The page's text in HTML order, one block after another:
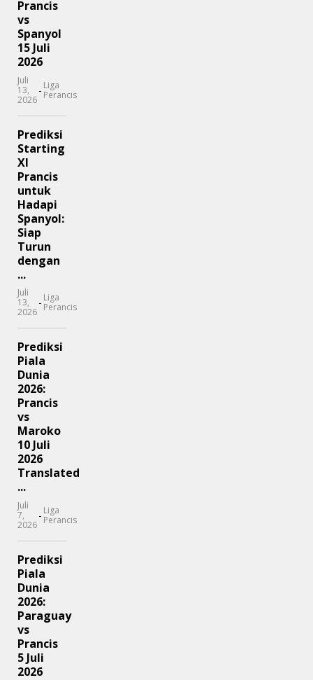
Prancis
vs
Spanyol
15 Juli
2026
Juli
13,
2026
- Liga
Perancis
Prediksi
Starting
XI
Prancis
untuk
Hadapi
Spanyol:
Siap
Turun
dengan
...
Juli
13,
2026
- Liga
Perancis
Prediksi
Piala
Dunia
2026:
Prancis
vs
Maroko
10 Juli
2026
Translated
...
Juli
7,
2026
- Liga
Perancis
Prediksi
Piala
Dunia
2026:
Paraguay
vs
Prancis
5 Juli
2026